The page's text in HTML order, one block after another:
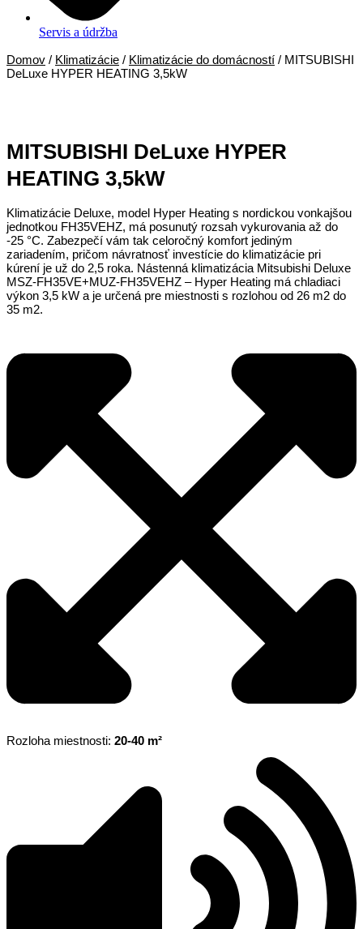
Servis a údržba
Domov / Klimatizácie / Klimatizácie do domácností / MITSUBISHI
DeLuxe HYPER HEATING 3,5kW
MITSUBISHI DeLuxe HYPER
HEATING 3,5kW
Klimatizácie Deluxe, model Hyper Heating s nordickou vonkajšou
jednotkou FH35VEHZ, má posunutý rozsah vykurovania až do
-25 °C. Zabezpečí vám tak celoročný komfort jediným
zariadením, pričom návratnosť investície do klimatizácie pri
kúrení je už do 2,5 roka. Nástenná klimatizácia Mitsubishi Deluxe
MSZ-FH35VE+MUZ-FH35VEHZ – Hyper Heating má chladiaci
výkon 3,5 kW a je určená pre miestnosti s rozlohou od 26 m2 do
35 m2.
Rozloha miestnosti: 20-40 m²